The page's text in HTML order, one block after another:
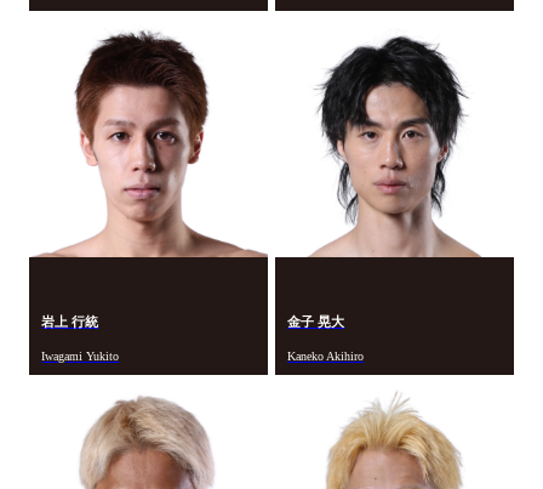
岩上 行統
Iwagami Yukito
金子 晃大
Kaneko Akihiro